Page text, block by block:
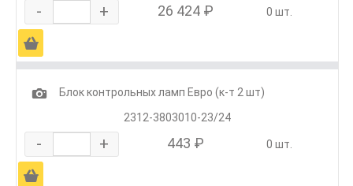
- + 26 424 ₽ 0 шт.
Ä
1
Блок контрольных ламп Евро (к-т 2 шт)
2312-3803010-23/24
- + 443 ₽ 0 шт.
Ä